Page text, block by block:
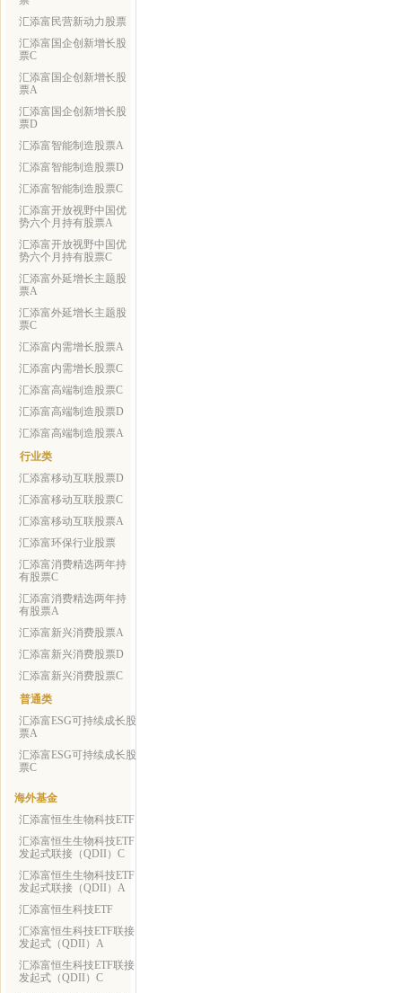
汇添富民营新动力股票
汇添富国企创新增长股
票C
汇添富国企创新增长股
票A
汇添富国企创新增长股
票D
汇添富智能制造股票A
汇添富智能制造股票D
汇添富智能制造股票C
汇添富开放视野中国优
势六个月持有股票A
汇添富开放视野中国优
势六个月持有股票C
汇添富外延增长主题股
票A
汇添富外延增长主题股
票C
汇添富内需增长股票A
汇添富内需增长股票C
汇添富高端制造股票C
汇添富高端制造股票D
汇添富高端制造股票A
行业类
汇添富移动互联股票D
汇添富移动互联股票C
汇添富移动互联股票A
汇添富环保行业股票
汇添富消费精选两年持
有股票C
汇添富消费精选两年持
有股票A
汇添富新兴消费股票A
汇添富新兴消费股票D
汇添富新兴消费股票C
普通类
汇添富ESG可持续成长股
票A
汇添富ESG可持续成长股
票C
海外基金
汇添富恒生生物科技ETF
汇添富恒生生物科技ETF
发起式联接（QDII）C
汇添富恒生生物科技ETF
发起式联接（QDII）A
汇添富恒生科技ETF
汇添富恒生科技ETF联接
发起式（QDII）A
汇添富恒生科技ETF联接
发起式（QDII）C